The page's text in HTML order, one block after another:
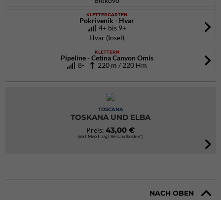
KLETTERGARTEN
Pokrivenik - Hvar
4+ bis 9+
Hvar (Insel)
KLETTERN
Pipeline - Cetina Canyon Omis
8- 220 m / 220 Hm
TOSCANA
TOSKANA UND ELBA
Preis: 43,00 €
(inkl. MwSt. zzgl. Versandkosten*)
NACH OBEN